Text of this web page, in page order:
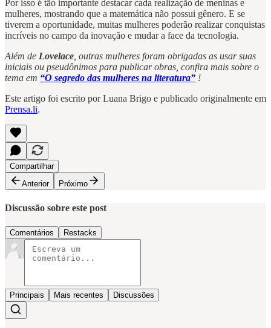
Por isso é tão importante destacar cada realização de meninas e
mulheres, mostrando que a matemática não possui gênero. E se
tiverem a oportunidade, muitas mulheres poderão realizar conquistas
incríveis no campo da inovação e mudar a face da tecnologia.
Além de Lovelace , outras mulheres foram obrigadas as usar suas
iniciais ou pseudônimos para publicar obras, confira mais sobre o
tema em “O segredo das mulheres na literatura” !
Este artigo foi escrito por Luana Brigo e publicado originalmente em
Prensa.li.
Compartilhar
Anterior
Próximo
Discussão sobre este post
Comentários Restacks
Principais Mais recentes Discussões